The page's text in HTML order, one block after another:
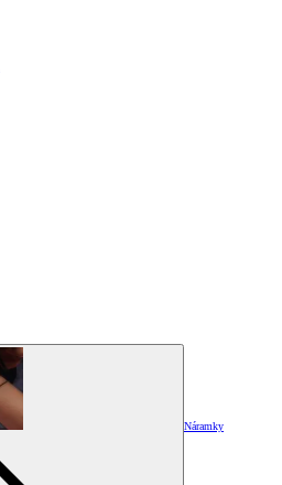
Náramky